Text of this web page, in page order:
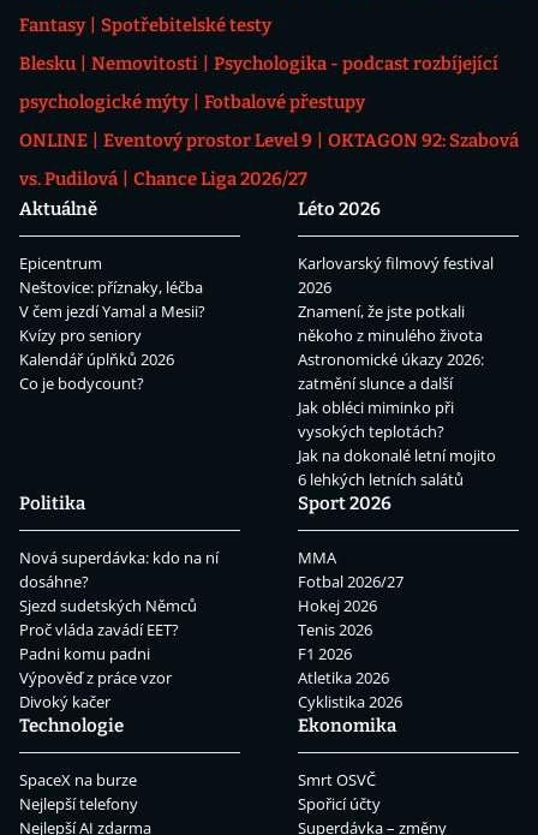
Fantasy
Spotřebitelské testy
Blesku
Nemovitosti
Psychologika - podcast rozbíjející
psychologické mýty
Fotbalové přestupy
ONLINE
Eventový prostor Level 9
OKTAGON 92: Szabová
vs. Pudilová
Chance Liga 2026/27
Aktuálně
Epicentrum
Neštovice: příznaky, léčba
V čem jezdí Yamal a Mesii?
Kvízy pro seniory
Kalendář úplňků 2026
Co je bodycount?
Léto 2026
Karlovarský filmový festival
2026
Znamení, že jste potkali
někoho z minulého života
Astronomické úkazy 2026:
zatmění slunce a další
Jak obléci miminko při
vysokých teplotách?
Jak na dokonalé letní mojito
6 lehkých letních salátů
Politika
Nová superdávka: kdo na ní
dosáhne?
Sjezd sudetských Němců
Proč vláda zavádí EET?
Padni komu padni
Výpověď z práce vzor
Divoký kačer
Sport 2026
MMA
Fotbal 2026/27
Hokej 2026
Tenis 2026
F1 2026
Atletika 2026
Cyklistika 2026
Technologie
SpaceX na burze
Nejlepší telefony
Nejlepší AI zdarma
Ekonomika
Smrt OSVČ
Spořicí účty
Superdávka – změny